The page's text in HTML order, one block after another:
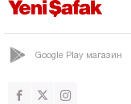
Болу
Бурдур
Бурса
Чанаккале
Google Play магазин